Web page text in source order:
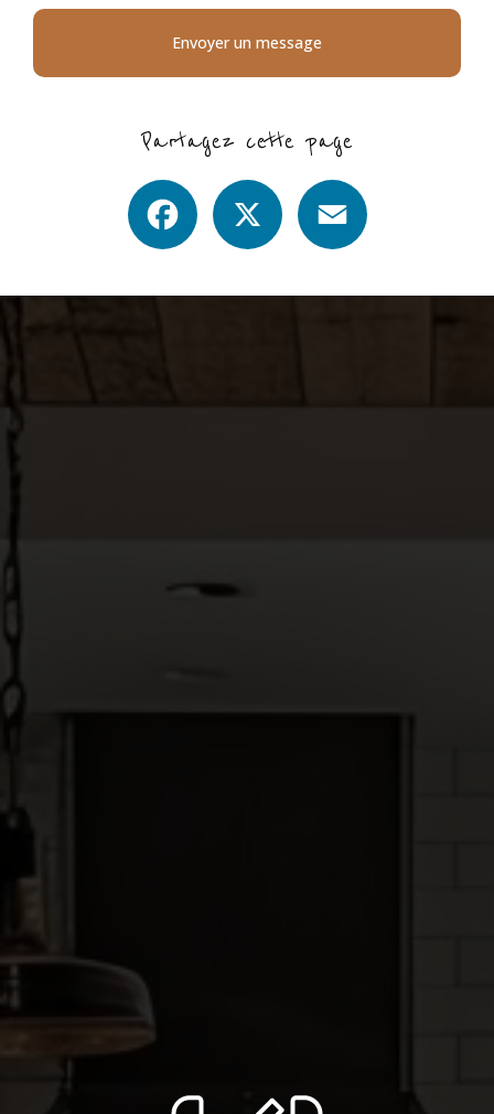
Envoyer un message
Partagez cette page
Facebook